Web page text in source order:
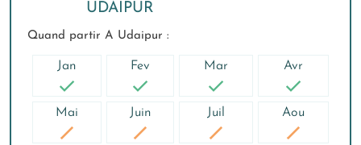
UDAIPUR
Quand partir A Udaipur :
Jan Fev Mar Avr
Mai Juin Juil Aou